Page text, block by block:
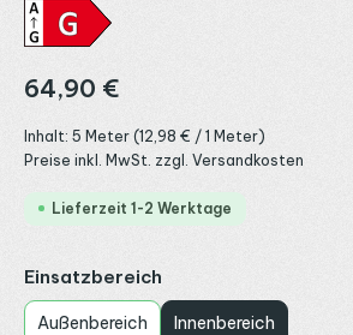
Regulärer Preis:
64,90 €
Inhalt: 5 Meter (12,98 € / 1 Meter)
Preise inkl. MwSt. zzgl. Versandkosten
Lieferzeit 1-2 Werktage
Einsatzbereich
Außenbereich Innenbereich